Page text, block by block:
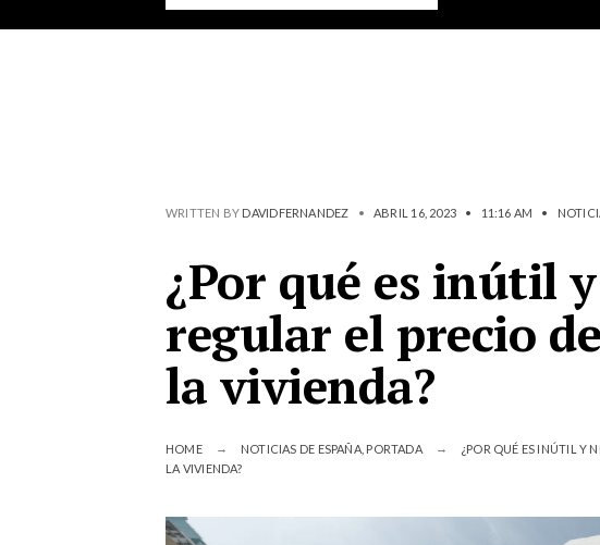
WRITTEN BY DAVIDFERNANDEZ • ABRIL 16, 2023 • 11:16 AM •
¿Por qué es inútil
regular el precio
la vivienda?
HOME NOTICIAS DE ESPAÑA, PORTADA
¿POR QUÉ ES INÚTIL Y
LA VIVIENDA?